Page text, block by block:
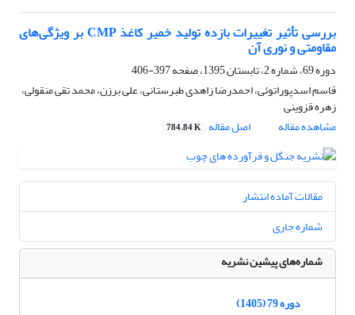
بررسی تأثیر تغییرات بازده تولید خمیر کاغذ CMP بر ویژگی‌های
مقاومتی و نوری آن
دوره 69، شماره 2، تابستان 1395، صفحه
397-406
قاسم اسدپوراتوئی، احمدرضا زاهدی طبرستانی، علی برزن، محمد تقی منقولی،
زهره قزوینی
مشاهده مقاله
اصل مقاله 784.84 K
مقالات آماده انتشار
شماره جاری
شماره‌های پیشین نشریه
دوره 79 (1405)